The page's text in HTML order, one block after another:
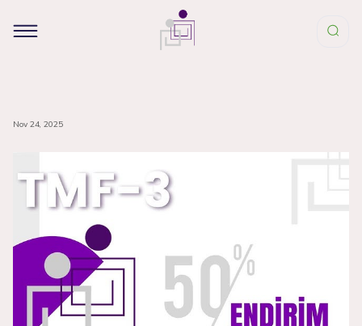
Nov 24, 2025